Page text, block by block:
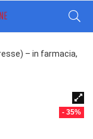
– in farmacia,
- 35%